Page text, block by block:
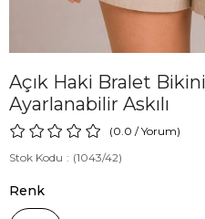
Açık Haki Bralet
Ayarlanabilir Askılı
0.0 /Yorum)
Stok Kodu
(1043/42)
Renk